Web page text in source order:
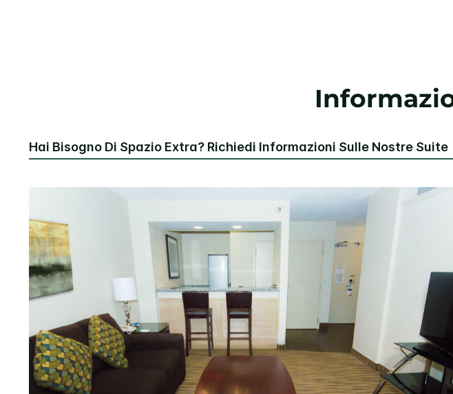
Hai Bisogno Di Spazio Extra? Richiedi Informazioni Sulle Nostre Suite